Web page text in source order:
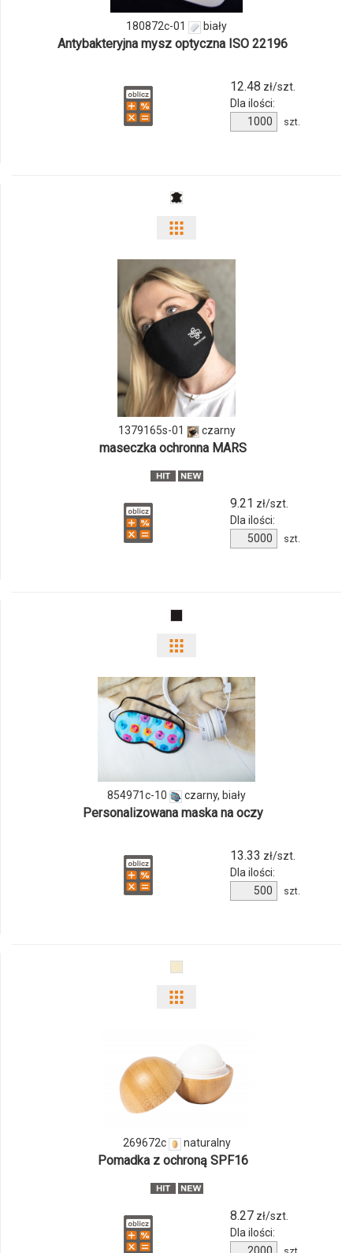
01
180872c-01 biały
Antybakteryjna mysz optyczna ISO 22196
12.48 zł/szt.
Dla ilości:
Ilość
produktu
szt.
odmiany
i
ilości
produktu
1379165s-
01
1379165s-01 czarny
maseczka ochronna MARS
9.21 zł/szt.
Dla ilości:
Ilość
produktu
szt.
odmiany
i
ilości
854971c-
854971c-10 czarny, biały
Personalizowana maska na oczy
13.33 zł/szt.
Dla ilości:
produktu
szt.
ilości
269672c
269672c naturalny
Pomadka z ochroną SPF16
8.27zł/szt.
Dla ilości:
Ilość